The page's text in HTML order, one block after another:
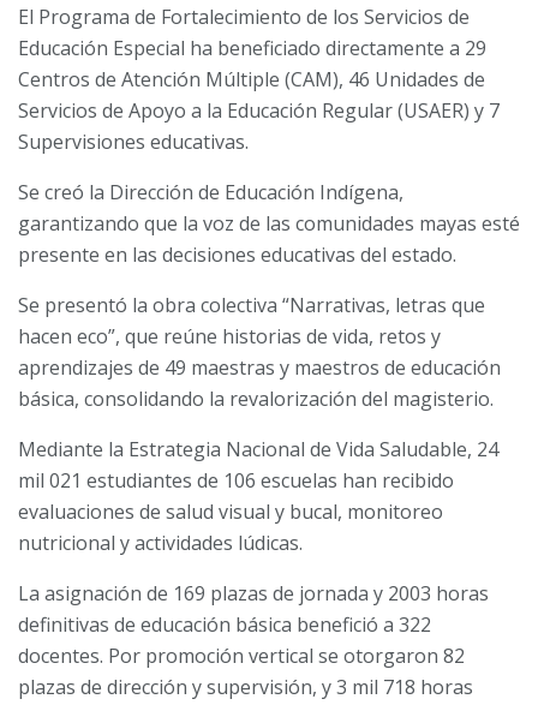
El Programa de Fortalecimiento de los Servicios de
Educación Especial ha beneficiado directamente a 29
Centros de Atención Múltiple (CAM), 46 Unidades de
Servicios de Apoyo a la Educación Regular (USAER) y 7
Supervisiones educativas.
Se creó la Dirección de Educación Indígena,
garantizando que la voz de las comunidades mayas esté
presente en las decisiones educativas del estado.
Se presentó la obra colectiva “Narrativas, letras que
hacen eco”, que reúne historias de vida, retos y
aprendizajes de 49 maestras y maestros de educación
básica, consolidando la revalorización del magisterio.
Mediante la Estrategia Nacional de Vida Saludable, 24
mil 021 estudiantes de 106 escuelas han recibido
evaluaciones de salud visual y bucal, monitoreo
nutricional y actividades lúdicas.
La asignación de 169 plazas de jornada y 2003 horas
definitivas de educación básica benefició a 322
docentes. Por promoción vertical se otorgaron 82
plazas de dirección y supervisión, y 3 mil 718 horas